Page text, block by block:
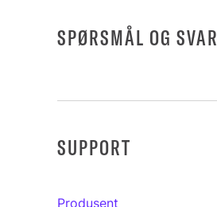
SPØRSMÅL OG SVAR
SUPPORT
Produsent